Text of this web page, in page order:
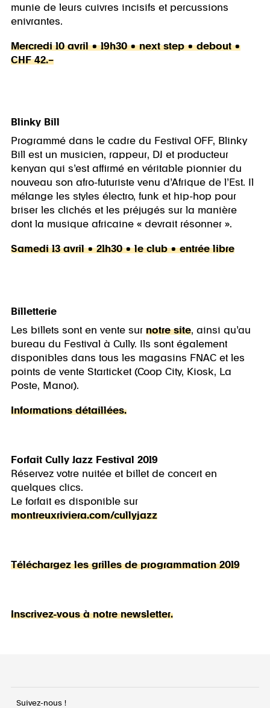
munie de leurs cuivres incisifs et percussions
enivrantes.
Mercredi 10 avril • 19h30 • next step • debout •
CHF 42.–
Blinky Bill
Programmé dans le cadre du Festival OFF, Blinky
Bill est un musicien, rappeur, DJ et producteur
kenyan qui s’est affirmé en véritable pionnier du
nouveau son afro-futuriste venu d’Afrique de l’Est. Il
mélange les styles électro, funk et hip-hop pour
briser les clichés et les préjugés sur la manière
dont la musique africaine « devrait résonner ».
Samedi 13 avril • 21h30 • le club • entrée libre
Billetterie
Les billets sont en vente sur notre site, ainsi qu’au
bureau du Festival à Cully. Ils sont également
disponibles dans tous les magasins FNAC et les
points de vente Starticket (Coop City, Kiosk, La
Poste, Manor).
Informations détaillées.
Forfait Cully Jazz Festival 2019
Réservez votre nuitée et billet de concert en
quelques clics.
Le forfait es disponible sur
montreuxriviera.com/cullyjazz
Téléchargez les grilles de programmation 2019
Inscrivez-vous à notre newsletter.
Suivez-nous !